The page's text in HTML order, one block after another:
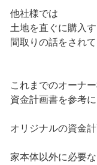
他社様では
土地を直ぐに購入
間取りの話をされ
これまでのオーナ
資金計画書を参考に
オリジナルの資金
家本体以外に必要な